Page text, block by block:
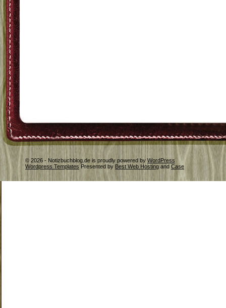
© 2026 - Notizbuchblog.de is proudly powered by WordPress
Wordpress Templates Presented by Best Web Hosting and Case